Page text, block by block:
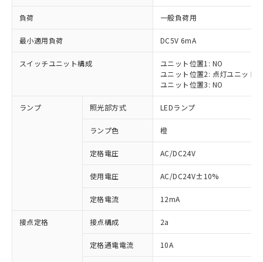
負荷 一般負荷用
最小適用負荷 DC5V 6mA
スイッチユニット構成
ユニット位置1: NO
ユニット位置2: 点灯ユニット
ユニット位置3: NO
ランプ 照光部方式 LEDランプ
ランプ色 橙
定格電圧 AC/DC24V
使用電圧 AC/DC24V±10%
定格電流 12mA
接点定格 接点構成 2a
定格通電電流 10A
ご利用条件
※1 対応状況
対応済み：EU RoHS指令（10物質）の
非含有に対応した製品が提供可能な商品で
す。
対応予定：EU RoHS指令（10物質）の非含
有に対応した製品に切り替える予定のある